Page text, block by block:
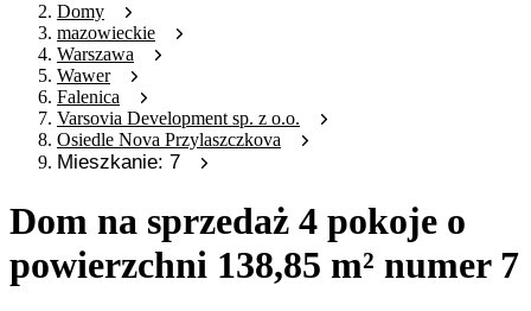
Domy
mazowieckie
Warszawa
Wawer
Falenica
Varsovia Development sp. z o.o.
Osiedle Nova Przylaszczkova
Mieszkanie: 7
Dom na sprzedaż 4 pokoje o
powierzchni 138,85 m² numer 7